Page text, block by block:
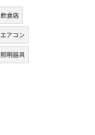
飲食店
エアコン
照明器具